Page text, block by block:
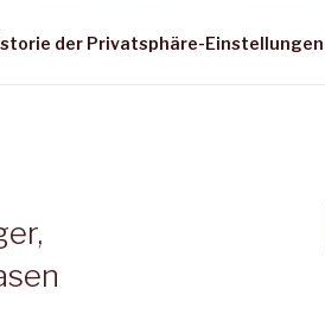
der Privatsphäre-Einstellungen